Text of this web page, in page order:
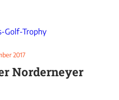
2017
Norderneyer